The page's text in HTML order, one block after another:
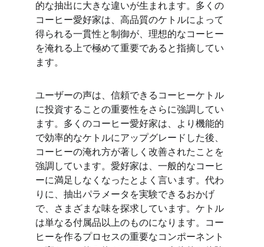
的な抽出に大きな違いが生まれます。多くの
コーヒー愛好家は、高品質のケトルによって
得られる一貫性と制御が、理想的なコーヒー
を淹れる上で極めて重要であると指摘してい
ます。
ユーザーの声は、信頼できるコーヒーケトル
に投資することの重要性をさらに強調してい
ます。多くのコーヒー愛好家は、より機能的
で効率的なケトルにアップグレードした後、
コーヒーの淹れ方が著しく改善されたことを
強調しています。愛好家は、一般的なコーヒ
ーに満足しなくなったとよく言います。代わ
りに、抽出パラメータを実験できるおかげ
で、さまざまな味を探求しています。ケトル
は単なる付属品以上のものになります。コー
ヒーを作るプロセスの重要なコンポーネント